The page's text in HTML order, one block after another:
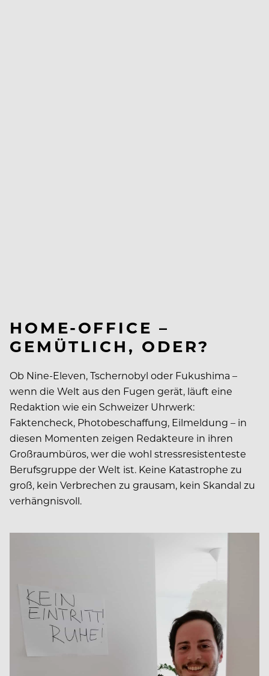
HOME-OFFICE –
GEMÜTLICH, ODER?
Ob Nine-Eleven, Tschernobyl oder Fukushima –
wenn die Welt aus den Fugen gerät, läuft eine
Redaktion wie ein Schweizer Uhrwerk:
Faktencheck, Photobeschaffung, Eilmeldung – in
diesen Momenten zeigen Redakteure in ihren
Großraumbüros, wer die wohl stressresistenteste
Berufsgruppe der Welt ist. Keine Katastrophe zu
groß, kein Verbrechen zu grausam, kein Skandal zu
verhängnisvoll.